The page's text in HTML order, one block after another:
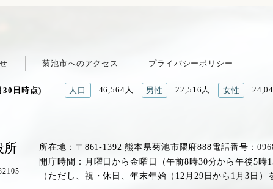
菊池市へのアクセス プライバシーポリシー
30日時点) 人口 46,564人 男性 22,516人 女性
所 所在地：〒861-1392 熊本県菊池市隈府888電話番号：
開庁時間：月曜日から金曜日（午前8時30分から午後5時
（ただし、祝・休日、年末年始（12月29日から1月3日）